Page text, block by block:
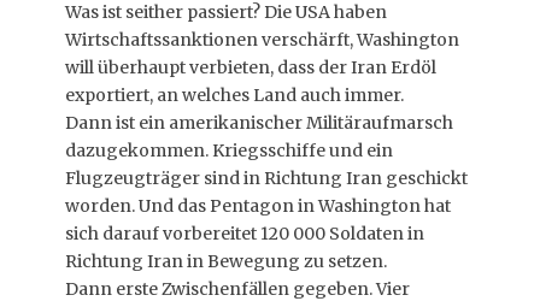
Was ist seither passiert? Die USA haben
Wirtschaftssanktionen verschärft, Washington
will überhaupt verbieten, dass der Iran Erdöl
exportiert, an welches Land auch immer.
Dann ist ein amerikanischer Militäraufmarsch
dazugekommen. Kriegsschiffe und ein
Flugzeugträger sind in Richtung Iran geschickt
worden. Und das Pentagon in Washington hat
sich darauf vorbereitet 120 000 Soldaten in
Richtung Iran in Bewegung zu setzen.
Dann erste Zwischenfällen gegeben. Vier